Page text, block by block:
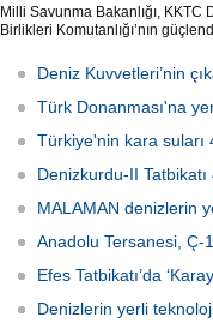
Milli Savunma Bakanlığı, KKTC
Birlikleri Komutanlığı’nın
Kuvvetleri'ne ait savaş
eğitim aldığını açıkladı.
Deniz Kuvvetleri’nin
Türk Donanması'na
Türkiye'nin kara suları
Denizkurdu-II
MALAMAN denizlerin
Anadolu Tersanesi, Ç-
Efes Tatbikatı’da
Denizlerin yerli